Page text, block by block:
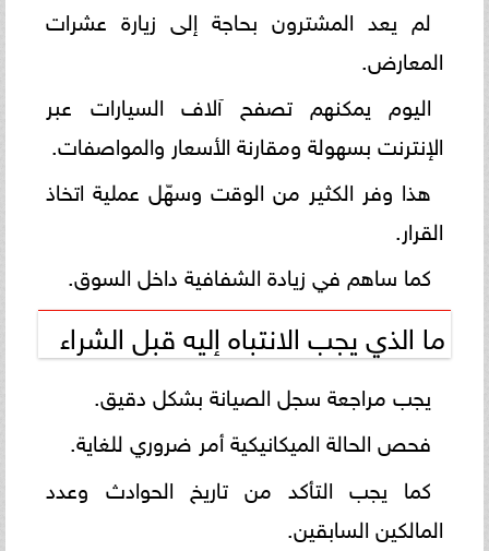
لم يعد المشترون بحاجة إلى زيارة عشرات
المعارض.
اليوم يمكنهم تصفح آلاف السيارات عبر
الإنترنت بسهولة ومقارنة الأسعار والمواصفات.
هذا وفر الكثير من الوقت وسهّل عملية اتخاذ
القرار.
كما ساهم في زيادة الشفافية داخل السوق.
ما الذي يجب الانتباه إليه قبل الشراء
يجب مراجعة سجل الصيانة بشكل دقيق.
فحص الحالة الميكانيكية أمر ضروري للغاية.
كما يجب التأكد من تاريخ الحوادث وعدد
المالكين السابقين.